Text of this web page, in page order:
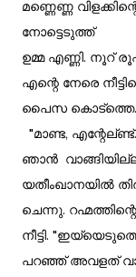
മണ്ണെണ്ണ
നോട്ടെടുത്ത്
ഉമ്മ എണ്ണി. നൂറ്
എന്റെ നേരെ
പൈസ കൊട്ത്തെ.
"മാണ്ട,
ഞാൻ
യതീംഖാനയിൽ
ചെന്നു.
നീട്ടി.
പറഞ്ഞ് അവളത്